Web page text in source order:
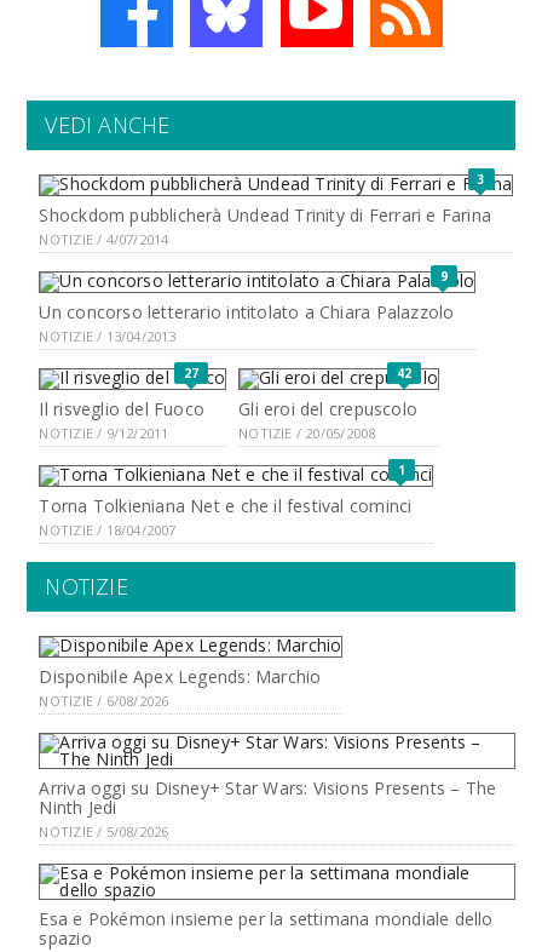
VEDI ANCHE
3
Shockdom pubblicherà Undead Trinity di Ferrari e Farina
NOTIZIE / 4/07/2014
9
Un concorso letterario intitolato a Chiara Palazzolo
NOTIZIE / 13/04/2013
27
Il risveglio del Fuoco
NOTIZIE / 9/12/2011
42
Gli eroi del crepuscolo
NOTIZIE / 20/05/2008
1
Torna Tolkieniana Net e che il festival cominci
NOTIZIE / 18/04/2007
NOTIZIE
Disponibile Apex Legends: Marchio
NOTIZIE / 6/08/2026
Arriva oggi su Disney+ Star Wars: Visions Presents – The
Ninth Jedi
NOTIZIE / 5/08/2026
Esa e Pokémon insieme per la settimana mondiale dello
spazio